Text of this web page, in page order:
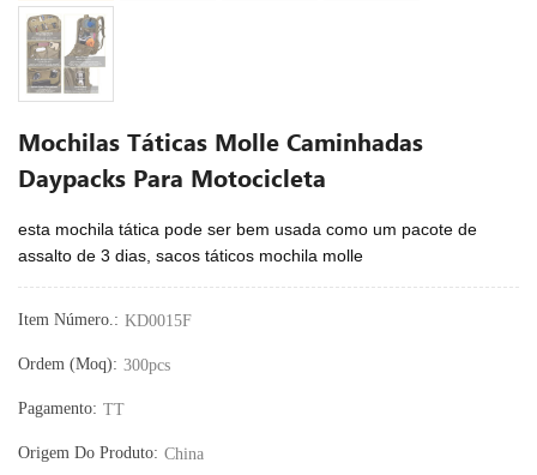
Mochilas Táticas Molle Caminhadas
Daypacks Para Motocicleta
esta mochila tática pode ser bem usada como um pacote de
assalto de 3 dias, sacos táticos mochila molle
Item Número.: KD0015F
Ordem (moq): 300pcs
Pagamento: TT
Origem Do Produto: China